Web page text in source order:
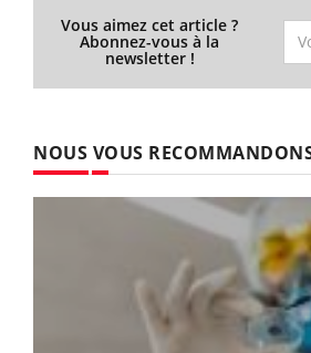
Vous aimez cet article ?
Abonnez-vous à la
newsletter !
NOUS VOUS